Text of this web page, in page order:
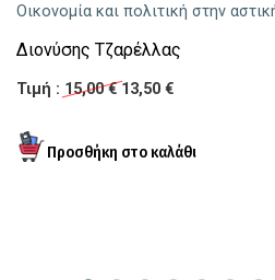
Οικονομία και πολιτική στην
Διονύσης Τζαρέλλας
Τιμή : 15,00 €13,50 €